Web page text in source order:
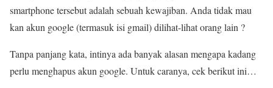
smartphone tersebut adalah sebuah kewajiban. Anda tidak mau
kan akun google (termasuk isi gmail) dilihat-lihat orang lain ?
Tanpa panjang kata, intinya ada banyak alasan mengapa kadang
perlu menghapus akun google. Untuk caranya, cek berikut ini…